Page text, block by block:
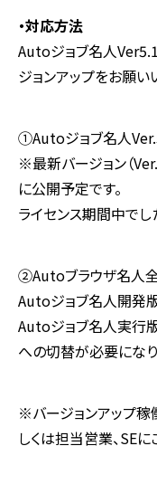
・対応方法
Autoジョブ名人
ジョンアップをお願い
①Autoジョブ名人
※最新バージョン（
に公開予定です。
ライセンス期間中で
②Autoブラウザ名人
Autoジョブ名人開発
Autoジョブ名人実行
への切替が必要になり
※バージョンアップ稼
しくは担当営業、SEに